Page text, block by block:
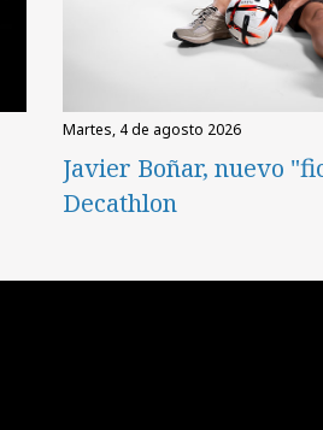
martes, 4 de agosto 2026
Javier Boñar, nuevo
Decathlon